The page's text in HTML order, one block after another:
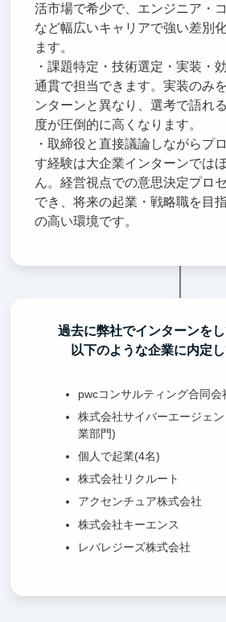
活市場で希少で、エンジニア・
など幅広いキャリアで強い差別
ます。
・課題特定・技術選定・実装・
通貫で担当できます。実装のみ
ンターンと異なり、選考で語れ
度が圧倒的に高くなります。
・取締役と直接議論しながらプ
す経験は大企業インターンでは
ん。経営視点での意思決定プロ
でき、将来の起業・戦略職を目
の高い環境です。
過去に弊社でインターンを
以下のような企業に内定し
pwcコンサルティング合同会
株式会社サイバーエージェ
業部門)
個人で起業(4名)
株式会社リクルート
アクセンチュア株式会社
株式会社キーエンス
レバレジーズ株式会社